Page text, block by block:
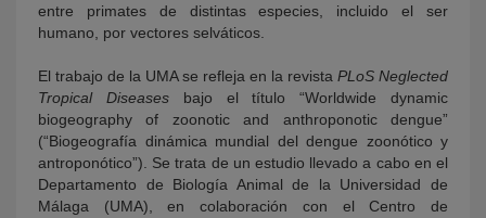
entre primates de distintas especies, incluido el ser
humano, por vectores selváticos.
El trabajo de la UMA se refleja en la revista PLoS Neglected
Tropical Diseasesbajo el título “Worldwide dynamic
biogeography of zoonotic and anthroponotic dengue”
(“Biogeografía dinámica mundial del dengue zoonótico y
antroponótico”). Se trata de un estudio llevado a cabo en el
Departamento de Biología Animal de la Universidad de
Málaga (UMA), en colaboración con el Centro de